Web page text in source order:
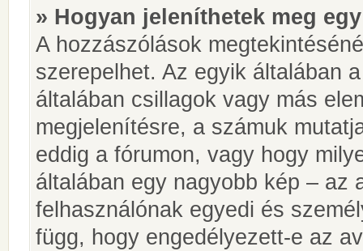
» Hogyan jeleníthetek meg
A hozzászólások
szerepelhet. Az egyik általában
általában csillagok vagy más
megjelenítésre, a számuk
eddig a fórumon, vagy hogy
általában egy nagyobb kép – az
felhasználónak egyedi és
függ, hogy engedélyezett-e az